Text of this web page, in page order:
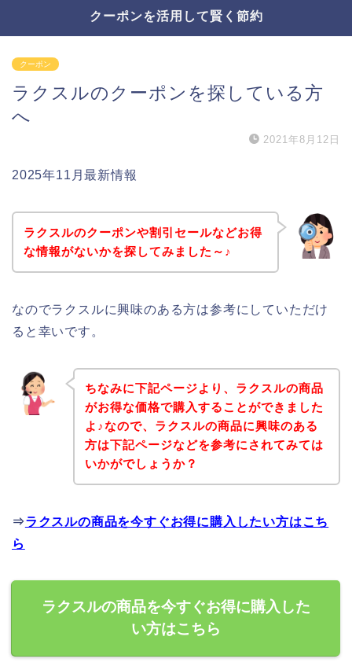
クーポンを活用して賢く節約
クーポン
ラクスルのクーポンを探している方
へ
2021年8月12日
2025年11月最新情報
ラクスルのクーポンや割引セールなどお得
な情報がないかを探してみました～♪
なのでラクスルに興味のある方は参考にしていただけ
ると幸いです。
ちなみに下記ページより、ラクスルの商品
がお得な価格で購入することができました
よ♪なので、ラクスルの商品に興味のある
方は下記ページなどを参考にされてみては
いかがでしょうか？
⇒ラクスルの商品を今すぐお得に購入したい方はこち
ら
ラクスルの商品を今すぐお得に購入した
い方はこちら